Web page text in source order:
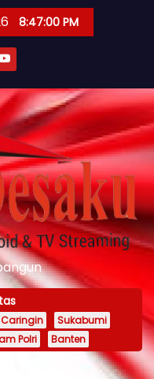
8:47:01 PM
Sukabumi
Polri Banten